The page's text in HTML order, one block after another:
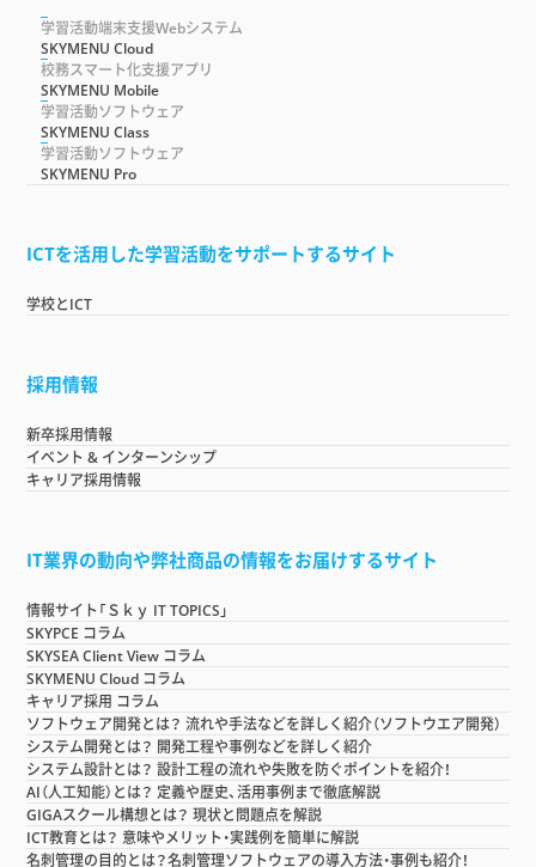
学習活動端末支援Webシステム
SKYMENU Cloud
校務スマート化支援アプリ
SKYMENU Mobile
学習活動ソフトウェア
SKYMENU Class
学習活動ソフトウェア
SKYMENU Pro
ICTを活用した学習活動をサポートするサイト
学校とICT
採用情報
新卒採用情報
イベント & インターンシップ
キャリア採用情報
IT業界の動向や弊社商品の情報をお届けするサイト
情報サイト「Ｓｋｙ IT TOPICS」
SKYPCE コラム
SKYSEA Client View コラム
SKYMENU Cloud コラム
キャリア採用 コラム
ソフトウェア開発とは？ 流れや手法などを詳しく紹介（ソフトウエア開発）
システム開発とは？ 開発工程や事例などを詳しく紹介
システム設計とは？ 設計工程の流れや失敗を防ぐポイントを紹介！
AI（人工知能）とは？ 定義や歴史、活用事例まで徹底解説
GIGAスクール構想とは？ 現状と問題点を解説
ICT教育とは？ 意味やメリット・実践例を簡単に解説
名刺管理の目的とは？名刺管理ソフトウェアの導入方法・事例も紹介！